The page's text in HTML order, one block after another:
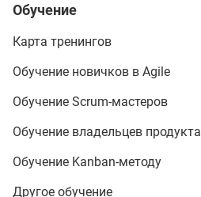
Обучение
Карта тренингов
Обучение новичков в Agile
Обучение Scrum-мастеров
Обучение владельцев продукта
Обучение Kanban-методу
Другое обучение